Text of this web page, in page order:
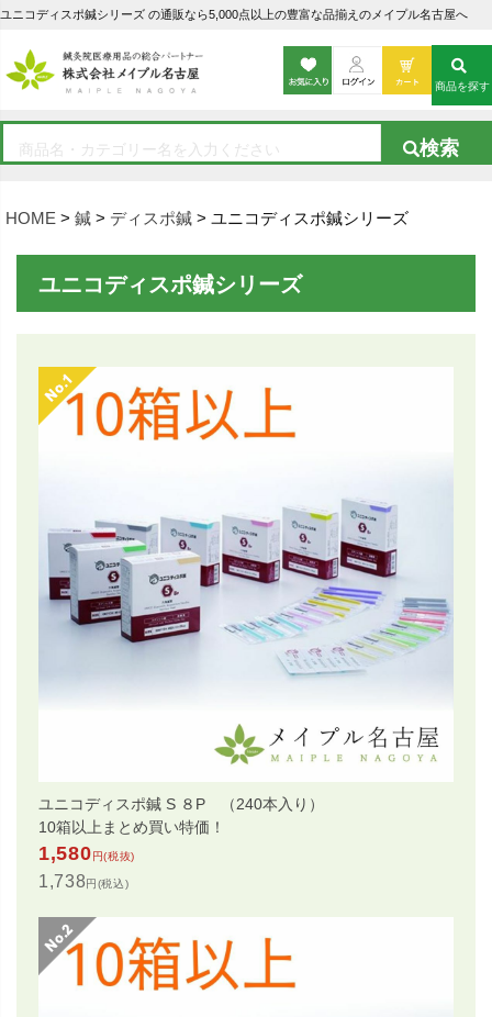
ユニコディスポ鍼シリーズ の通販なら5,000点以上の豊富な品揃えのメイプル名古屋へ
HOME 鍼 ディスポ鍼 ユニコディスポ鍼シリーズ
商品を探す
ユニコディスポ鍼シリーズ
ユニコディスポ鍼 S ８P （240本入り）
10箱以上まとめ買い特価！
1,580円(税抜)
1,738円(税込)